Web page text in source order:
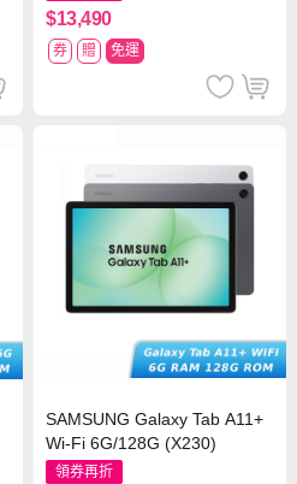
$13,490
券 贈 免運
SAMSUNG Galaxy Tab A11+
Wi-Fi 6G/128G (X230)
領券再折